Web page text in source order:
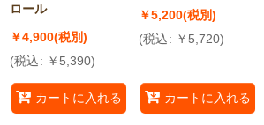
ロール
￥4,900(税別)
(税込: ￥ 5,390)
カートに入れる
￥5,200(税別)
(税込: ￥ 5,720)
カートに入れる